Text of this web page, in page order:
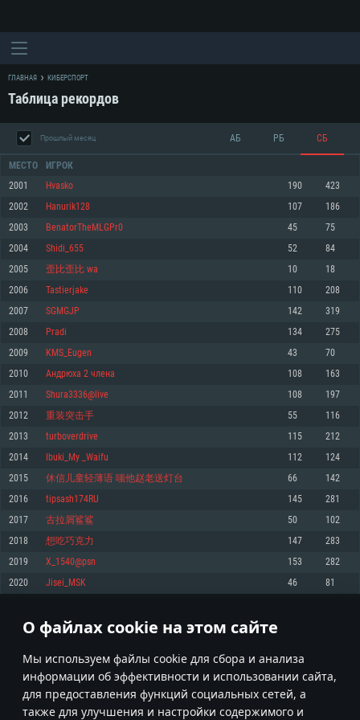
О файлах cookie на этом сайте
Мы используем файлы cookie для сбора и анализа
информации об эффективности и использовании сайта,
для предоставления функций социальных сетей, а
также для улучшения и настройки содержимого и
СИСТЕМНЫЕ ТРЕБОВАНИЯ
Для PC
Для Mac
Минимальные
Процессор: Dual-Core 2.2 GHz
Видеокарта с поддержкой DirectX версии 11: AMD Radeon 77XX /
NVIDIA GeForce GTX 660. Минимальное поддерживаемое разрешение –
Сеть: Широкополосное подключение к Интернету
Место на жестком диске: 23.1 Гб
Рекомендуемые
ОС: Windows 10/11 (64bit)
Процессор: Intel Core i5 или Ryzen 5 3600 и выше
Оперативная память: 16 ГБ
Видеокарта с поддержкой DirectX 11 и выше: Nvidia GeForce 1060 и
выше, Radeon RX 570 и выше
Место на жестком диске: 75.9 Гб
Минимальные
Процессор: Core i5, минимум 2.2GHz (Intel Xeon не поддерживается)
Видеокарта: Intel Iris Pro 5200 (Mac) или аналогичная видеокарта
AMD/Nvidia для Mac (минимальное поддерживаемое разрешение –
720p) с поддержкой Metal
Место на жестком диске: 23.1 Гб
Рекомендуемые
Операционная система: Mac OS Big Sur 11.0
Процессор: Intel Core i7 (Intel Xeon не поддерживается)
Видеокарта: Radeon Vega II и выше с поддержкой Metal
Место на жестком диске: 75.9 Гб
Минимальные
Процессор: Dual-Core 2.4 ГГц
Видеокарта: NVIDIA GeForce 660 со свежими проприетарными
драйверами (не старее 6 месяцев) / соответствующая серия AMD
Radeon со свежими проприетарными драйверами (не старее 6
месяцев, минимальное поддерживаемое разрешение - 720p) с
поддержкой Vulkan
Место на жестком диске: 23.1 Гб
Рекомендуемые
Видеокарта: NVIDIA GeForce 1060 со свежими проприетарными
проприетарными драйверами (не старее 6 месяцев) с поддержкой
Vulkan
Место на жестком диске: 75.9 Гб
ГЛАВНАЯ КИБЕРСПОРТ
Таблица рекордов
Прошлый месяц АБ РБ СБ
МЕСТО ИГРОК
2001 Hvasko 190 423
2002 Hanurik128 107 186
2003 BenatorTheMLGPr0 45 75
2004 Shidi_655 52 84
2005 歪比歪比 wa 10 18
2006 Tastierjake 110 208
2007 SGMGJP 142 319
2008 Pradi 134 275
2009 KMS_Eugen 43 70
2010 Андрюха 2 члена 108 163
2011 Shura3336@live 108 197
2012 重装突击手 55 116
2013 turboverdrive 115 212
2014 Ibuki_My _Waifu 112 124
2015 休信儿童轻薄语 嗤他赵老送灯台 66 142
2016 tipsash174RU 145 281
2017 古拉屑鲨鲨 50 102
2018 想吃巧克力 147 283
2019 X_1540@psn 153 282
2020 Jisei_MSK 46 81
* Таблица рекордов обновляется раз в день
100 101 102 201